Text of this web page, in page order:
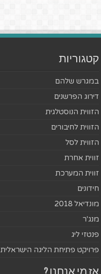
קטגוריות
במגרש שלהם
דירוג הפרשנים
הזווית הנוסטלגית
הזווית לחיבורים
הזווית לסל
זווית אחרת
זווית המערכת
חידונים
מונדיאל 2018
מנג'ר
פנטזי ליג
פרויקט פתיחת הליגה הישראלית